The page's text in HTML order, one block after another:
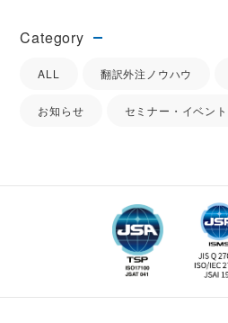
Category
ALL 翻訳外注ノウハウ
お知らせ セミナー・イベント